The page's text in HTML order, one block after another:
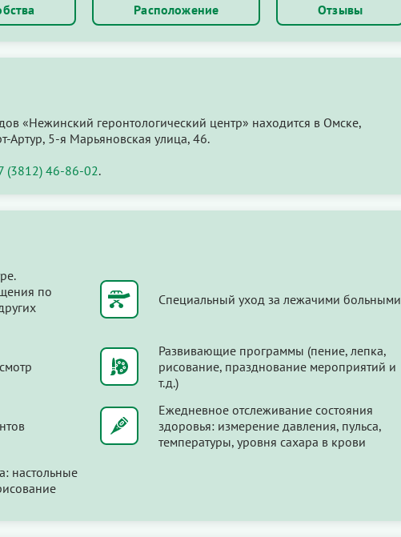
Расположение Отзывы
«Нежинский геронтологический центр» находится в Омске,
5-я Марьяновская улица, 46.
(3812) 46-86-02.
по
Специальный уход за лежачими больными
Развивающие программы (пение, лепка,
рисование, празднование мероприятий и
т.д.)
Ежедневное отслеживание состояния
здоровья: измерение давления, пульса,
температуры, уровня сахара в крови
настольные